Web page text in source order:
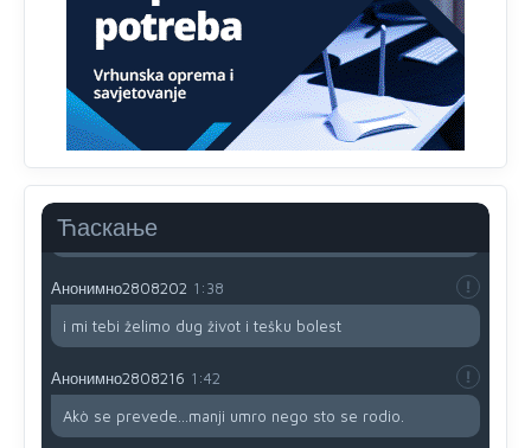
Ћаскање
791 BiH nije priznala Kosovo kao nezavisnu državu jer
genocidna tvorevina pravi smetnju a recimo Srbija je
davnopriznala.Nasvakom proizvodu iz Srbije stoji -
uvoznik za Kosovo
Анонимно2806721
12:45
da brani? A imamo vojsku Kosova kojoj želimo svako
dobro i da se što bolje opreme
Анонимно2808202 1:38
i mi tebi želimo dug život i tešku bolest
Анонимно2808216 1:42
Akò se prevede...manji umro nego sto se rodio.